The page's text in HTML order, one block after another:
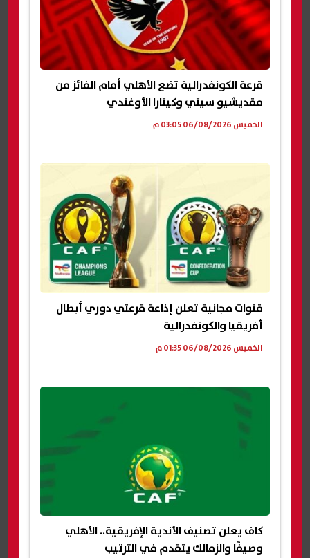
قرعة الكونفدرالية تضع الأهلي أمام الفائز من
مقديشيو سيتي وكيتارا الأوغندي
الخميس 06/08/2026 03:05 م
قنوات مجانية تعلن إذاعة قرعتي دوري أبطال
أفريقيا والكونفدرالية
الخميس 06/08/2026 01:35 م
كاف يعلن تصنيف الأندية الإفريقية.. الأهلي
وصيفًا والزمالك يتقدم في الترتيب